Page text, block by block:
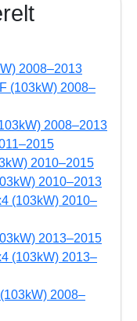
2008–2013
(103kW) 2008–
2008–2013
2010–2015
2010–2013
(103kW) 2010–
2013–2015
(103kW) 2013–
2008–